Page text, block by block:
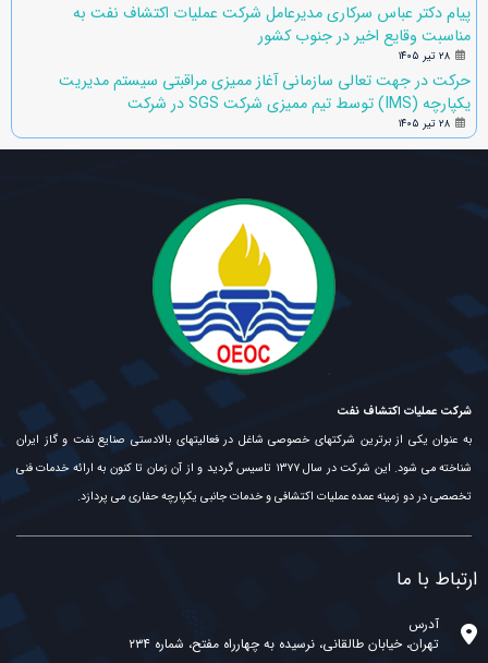
پیام دکتر عباس سرکاری مدیرعامل شرکت عملیات اکتشاف نفت به
مناسبت وقایع اخیر در جنوب کشور
۲۸ تیر ۱۴۰۵
حرکت در جهت تعالی سازمانی آغاز ممیزی مراقبتی سیستم مدیریت
یکپارچه (IMS) توسط تیم ممیزی شرکت SGS در شرکت
۲۸ تیر ۱۴۰۵
شرکت عملیات اکتشاف نفت
به عنوان یکی از برترین شرکتهای خصوصی شاغل در فعالیتهای بالادستی صنایع نفت و گاز ایران
شناخته می شود. این شرکت در سال ۱۳۷۷ تاسیس گردید و از آن زمان تا کنون به ارائه خدمات فنی
تخصصی در دو زمینه عمده عملیات اکتشافی و خدمات جانبی یکپارچه حفاری می پردازد.
ارتباط با ما
آدرس
تهران، خیابان طالقانی، نرسیده به چهارراه مفتح، شماره ۲۳۴